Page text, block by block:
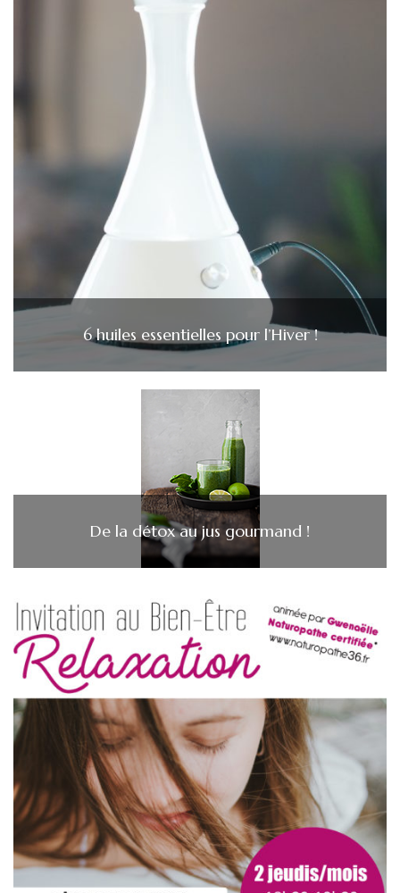
6 huiles essentielles pour l’Hiver !
De la détox au jus gourmand !